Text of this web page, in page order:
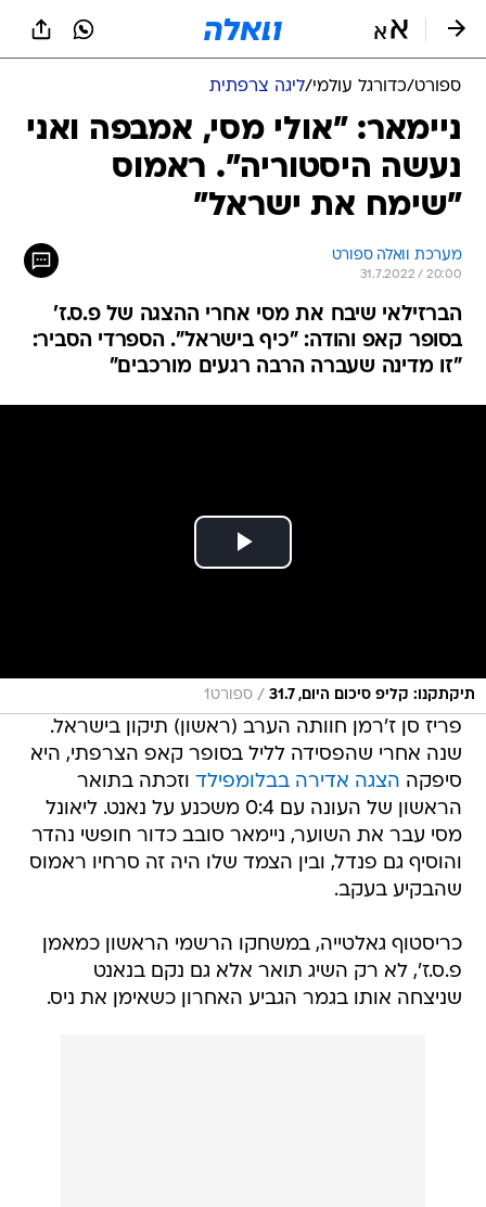
ספורט/כדורגל עולמי/ליגה צרפתית
ניימאר: "אולי מסי, אמבפה ואני
נעשה היסטוריה". ראמוס
"שימח את ישראל"
מערכת וואלה ספורט
31.7.2022 / 20:00
הברזילאי שיבח את מסי אחרי ההצגה של פ.ס.ז'
בסופר קאפ והודה: "כיף בישראל". הספרדי הסביר:
"זו מדינה שעברה הרבה רגעים מורכבים"
תיקתקנו: קליפ סיכום היום, 31.7 / ספורט1
פריז סן ז'רמן חוותה הערב (ראשון) תיקון בישראל.
שנה אחרי שהפסידה לליל בסופר קאפ הצרפתי, היא
סיפקה הצגה אדירה בבלומפילד וזכתה בתואר
הראשון של העונה עם 0:4 משכנע על נאנט. ליאונל
מסי עבר את השוער, ניימאר סובב כדור חופשי נהדר
והוסיף גם פנדל, ובין הצמד שלו היה זה סרחיו ראמוס
שהבקיע בעקב.
כריסטוף גאלטייה, במשחקו הרשמי הראשון כמאמן
פ.ס.ז', לא רק השיג תואר אלא גם נקם בנאנט
שניצחה אותו בגמר הגביע האחרון כשאימן את ניס.